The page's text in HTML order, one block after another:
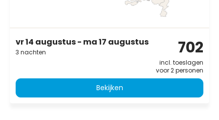
vr 14 augustus - ma 17 augustus
3 nachten 702
incl. toeslagen
voor 2 personen
Bekijken